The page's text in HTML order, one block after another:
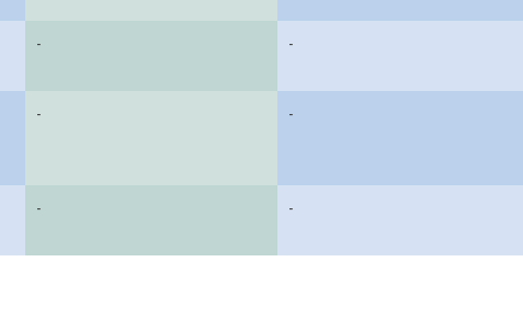
- -
- -
- -